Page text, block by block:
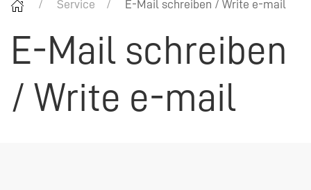
Service E-Mail schreiben / Write e-mail
E-Mail schreiben
/ Write e-mail